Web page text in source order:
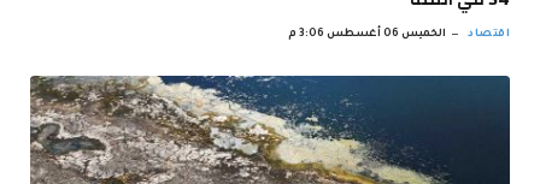
اقتصاد الخميس 06 أغسطس 3:06 م